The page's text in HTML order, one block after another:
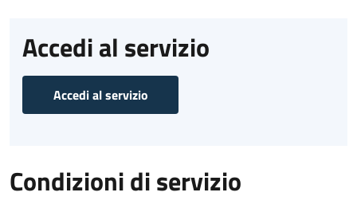
Accedi al servizio
Accedi al servizio
Condizioni di servizio